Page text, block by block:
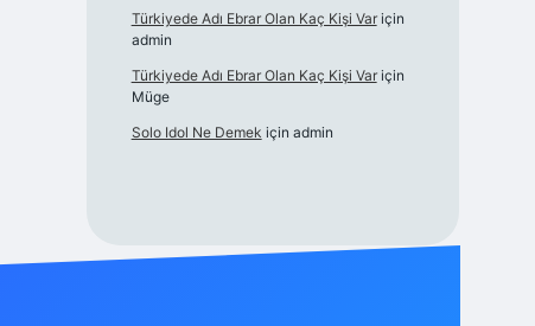
Türkiyede Adı Ebrar Olan Kaç Kişi Variçin
admin
Türkiyede Adı Ebrar Olan Kaç Kişi Variçin
Müge
Solo Idol Ne Demek için admin